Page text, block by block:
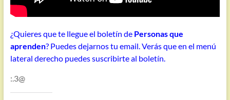
¿Quieres que te llegue el boletín de Personas que
aprenden? Puedes dejarnos tu email. Verás que en el menú
lateral derecho puedes suscribirte al boletín.
:.3@